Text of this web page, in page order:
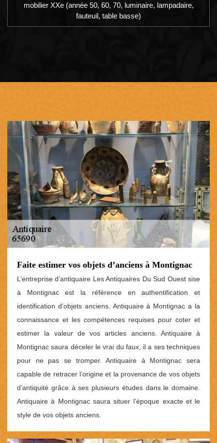
mobilier XXe (année 50, 60, 70, luminaire, lampadaire,
fauteuil, table basse)
Faite estimer vos objets d’anciens à Montignac
L’entreprise d’antiquaire Les Antiquaires Du Sud Ouest sise
à Montignac est la référence en authentification et
identification d’objets anciens. Antiquaire à Montignac a la
connaissance et les compétences requises pour coter et
estimer la valeur de vos articles anciens. Antiquaire à
Montignac saura déceler le vrai du faux, il a ses techniques
pour ne pas se tromper. Antiquaire à Montignac sera
capable de retracer l’origine et la provenance de vos objets
d’antiquité grâce à ses plusieurs études dans le domaine.
Antiquaire à Montignac saura situer l’époque exacte et le
style de vos objets anciens.